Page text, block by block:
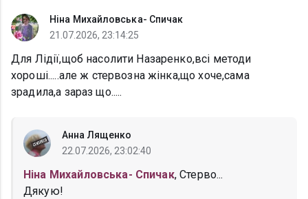
Ніна Михайловська- Спичак
21.07.2026, 23:14:25
Для Лідії,щоб насолити Назаренко,всі методи
хороші.....але ж стервозна жінка,що хоче,сама
зрадила,а зараз що.....
Анна Лященко
22.07.2026, 23:02:40
Ніна Михайловська- Спичак, Стерво...
Дякую!